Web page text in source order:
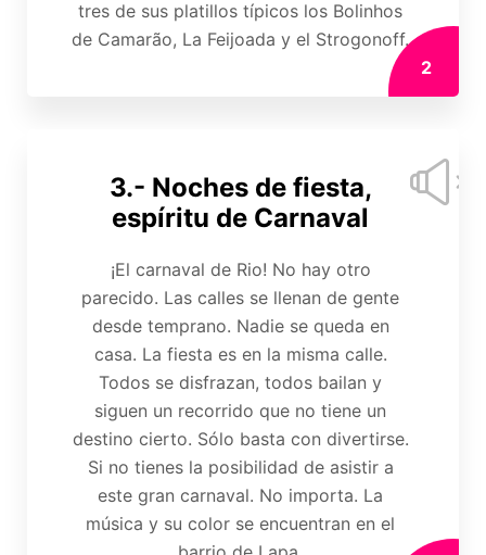
tres de sus platillos típicos los Bolinhos
de Camarão, La Feijoada y el Strogonoff.
2
3.- Noches de fiesta,
espíritu de Carnaval
¡El carnaval de Rio! No hay otro
parecido. Las calles se llenan de gente
desde temprano. Nadie se queda en
casa. La fiesta es en la misma calle.
Todos se disfrazan, todos bailan y
siguen un recorrido que no tiene un
destino cierto. Sólo basta con divertirse.
Si no tienes la posibilidad de asistir a
este gran carnaval. No importa. La
música y su color se encuentran en el